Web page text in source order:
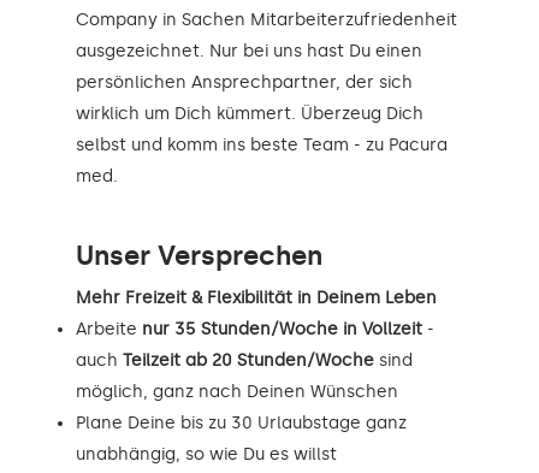
Company in Sachen Mitarbeiterzufriedenheit
ausgezeichnet. Nur bei uns hast Du einen
persönlichen Ansprechpartner, der sich
wirklich um Dich kümmert. Überzeug Dich
selbst und komm ins beste Team - zu Pacura
med.
Unser Versprechen
Mehr Freizeit & Flexibilität in Deinem Leben
Arbeite nur 35 Stunden/Woche in Vollzeit -
auch Teilzeit ab 20 Stunden/Woche sind
möglich, ganz nach Deinen Wünschen
Plane Deine bis zu 30 Urlaubstage ganz
unabhängig, so wie Du es willst